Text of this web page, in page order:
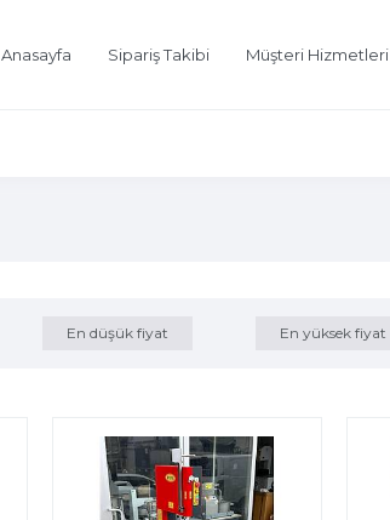
Anasayfa Sipariş Takibi Müşteri Hizmetleri
En düşük fiyat En yüksek fiyat